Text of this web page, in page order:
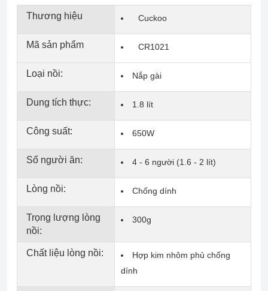
Thương hiệu Cuckoo
Mã sản phẩm CR1021
Loại nồi: Nắp gài
Dung tích thực: 1.8 lít
Công suất: 650W
Số người ăn: 4 - 6 người (1.6 - 2 lít)
Lòng nồi: Chống dính
Trọng lượng lòng
nồi:
300g
Chất liệu lòng nồi:
Hợp kim nhôm phủ chống
dính